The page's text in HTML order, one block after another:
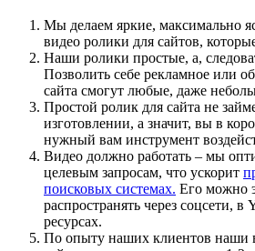
Мы делаем яркие, максимально
видео ролики для сайтов,
Наши ролики простые, а,
Позволить себе рекламное или
сайта смогут любые, даже
Простой ролик для сайта не
изготовлении, а значит, вы в
нужный вам инструмент
Видео должно работать – мы
целевым запросам, что ускорит
поисковых системах. Его можно
распространять через соцсети, в
ресурсах.
По опыту наших клиентов наши